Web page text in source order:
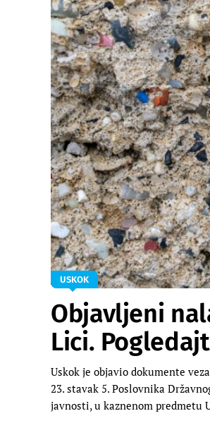
USKOK
Objavljeni
Lici.
Uskok je objavio dokumente
23. stavak 5. Poslovnika
javnosti, u kaznenom predmetu